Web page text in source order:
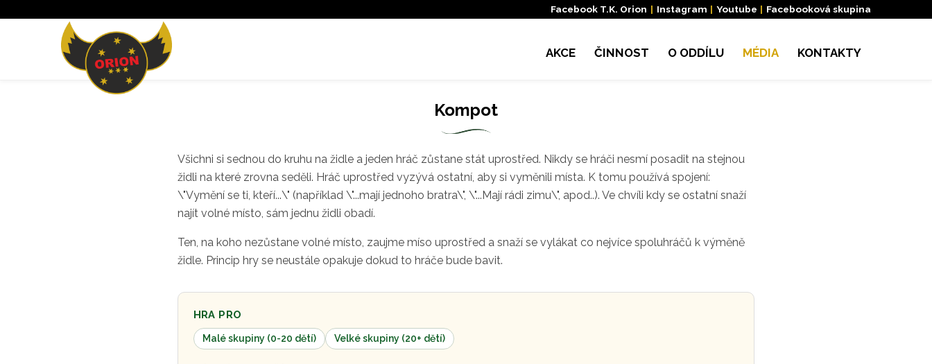
Facebook T.K. Orion | Instagram | Youtube | Facebooková skupina
AKCE ČINNOST O ODDÍLU MÉDIA KONTAKTY
Kompot
Všichni si sednou do kruhu na židle a jeden hráč zůstane stát uprostřed. Nikdy se hráči nesmí posadit na stejnou
židli na které zrovna seděli. Hráč uprostřed vyzývá ostatní, aby si vyměnili místa. K tomu používá spojení:
\"Vymění se ti, kteří...\" (například \"...mají jednoho bratra\", \"...Mají rádi zimu\", apod..). Ve chvíli kdy se ostatní snaží
najít volné místo, sám jednu židli obadí.
Ten, na koho nezůstane volné místo, zaujme míso uprostřed a snaží se vylákat co nejvíce spoluhráčů k výměně
židle. Princip hry se neustále opakuje dokud to hráče bude bavit.
HRA PRO
Malé skupiny (0-20 dětí) Velké skupiny (20+ dětí)